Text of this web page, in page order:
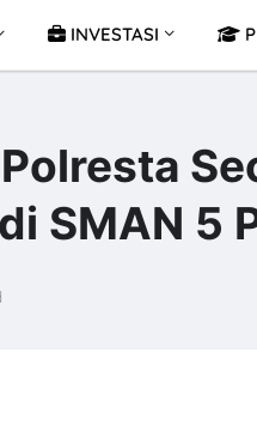
INVESTASI
SMAN 5